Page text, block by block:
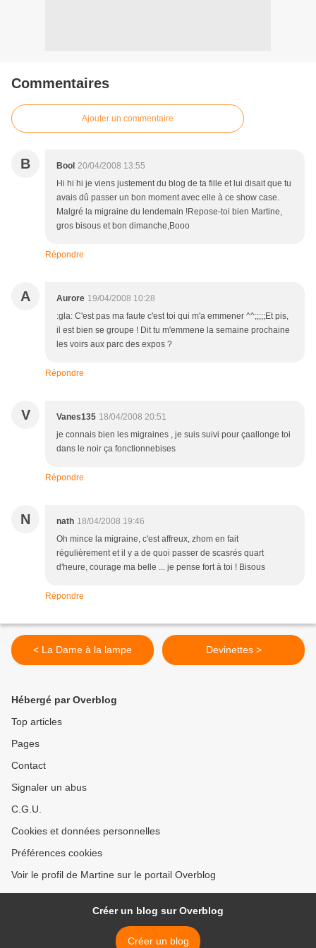
Commentaires
Ajouter un commentaire
B Bool 20/04/2008 13:55
Hi hi hi je viens justement du blog de ta fille et lui disait que tu
avais dû passer un bon moment avec elle à ce show case.
Malgré la migraine du lendemain !Repose-toi bien Martine,
gros bisous et bon dimanche,Booo
Répondre
A Aurore 19/04/2008 10:28
:gla: C'est pas ma faute c'est toi qui m'a emmener ^^;;;;;Et pis,
il est bien se groupe ! Dit tu m'emmene la semaine prochaine
les voirs aux parc des expos ?
Répondre
V Vanes135 18/04/2008 20:51
je connais bien les migraines , je suis suivi pour çaallonge toi
dans le noir ça fonctionnebises
Répondre
N nath 18/04/2008 19:46
Oh mince la migraine, c'est affreux, zhom en fait
régulièrement et il y a de quoi passer de scasrés quart
d'heure, courage ma belle ... je pense fort à toi ! Bisous
Répondre
< La Dame à la lampe Devinettes >
Hébergé par Overblog
Top articles
Pages
Contact
Signaler un abus
C.G.U.
Cookies et données personnelles
Préférences cookies
Voir le profil de Martine sur le portail Overblog
Créer un blog sur Overblog
Créer un blog